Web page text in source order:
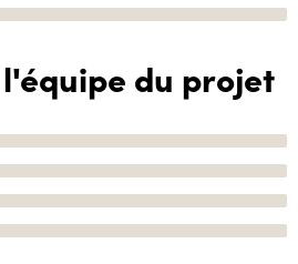
du projet